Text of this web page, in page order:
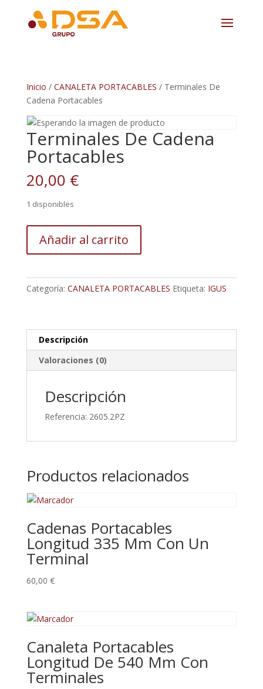
Inicio / CANALETA PORTACABLES / Terminales De
Cadena Portacables
Terminales De Cadena
Portacables
20,00 €
1 disponibles
Cadena
cantidad
Añadir al carrito
Categoría: CANALETA PORTACABLES Etiqueta: IGUS
Descripción
Valoraciones (0)
Descripción
Referencia: 2605.2PZ
Productos relacionados
Cadenas Portacables
Longitud 335 Mm Con Un
Terminal
60,00 €
Canaleta Portacables
Longitud De 540 Mm Con
Terminales